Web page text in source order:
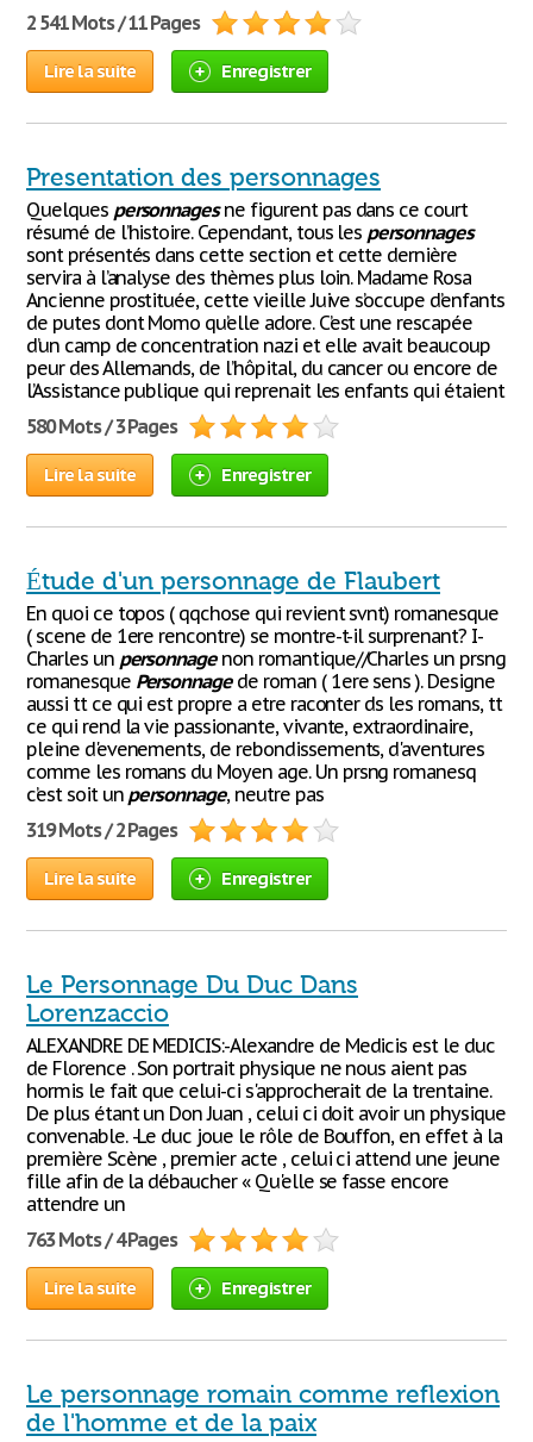
2 541 Mots / 11 Pages
Lire la suite Enregistrer
Presentation des personnages
Quelques personnagesne figurent pas dans ce court
résumé de l’histoire. Cependant, tous les personnages
sont présentés dans cette section et cette dernière
servira à l’analyse des thèmes plus loin. Madame Rosa
Ancienne prostituée, cette vieille Juive s’occupe d’enfants
de putes dont Momo qu’elle adore. C’est une rescapée
d’un camp de concentration nazi et elle avait beaucoup
peur des Allemands, de l’hôpital, du cancer ou encore de
l’Assistance publique qui reprenait les enfants qui étaient
580 Mots / 3 Pages
Lire la suite Enregistrer
Étude d'un personnage de Flaubert
En quoi ce topos ( qqchose qui revient svnt) romanesque
( scene de 1ere rencontre) se montre-t-il surprenant? I-
Charles un personnagenon romantique//Charles un prsng
romanesque Personnagede roman ( 1ere sens ). Designe
aussi tt ce qui est propre a etre raconter ds les romans, tt
ce qui rend la vie passionante, vivante, extraordinaire,
pleine d'evenements, de rebondissements, d'aventures
comme les romans du Moyen age. Un prsng romanesq
c’est soit un personnage, neutre pas
319 Mots / 2 Pages
Lire la suite Enregistrer
Le Personnage Du Duc Dans
Lorenzaccio
ALEXANDRE DE MEDICIS:-Alexandre de Medicis est le duc
de Florence . Son portrait physique ne nous aient pas
hormis le fait que celui-ci s'approcherait de la trentaine.
De plus étant un Don Juan , celui ci doit avoir un physique
convenable. -Le duc joue le rôle de Bouffon, en effet à la
première Scène , premier acte , celui ci attend une jeune
fille afin de la débaucher « Qu'elle se fasse encore
attendre un
763 Mots / 4 Pages
Lire la suite Enregistrer
Le personnage romain comme reflexion
de l'homme et de la paix